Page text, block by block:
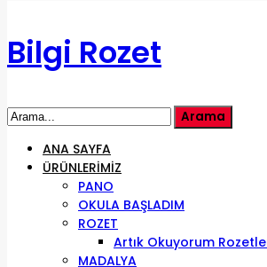
Bilgi Rozet
ANA SAYFA
ÜRÜNLERIMIZ
PANO
OKULA BAŞLADIM
ROZET
Artık Okuyorum
MADALYA